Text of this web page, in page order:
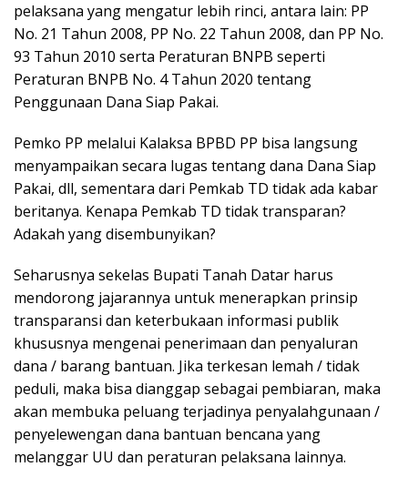
pelaksana yang mengatur lebih rinci, antara lain: PP
No. 21 Tahun 2008, PP No. 22 Tahun 2008, dan PP No.
93 Tahun 2010 serta Peraturan BNPB seperti
Peraturan BNPB No. 4 Tahun 2020 tentang
Penggunaan Dana Siap Pakai.
Pemko PP melalui Kalaksa BPBD PP bisa langsung
menyampaikan secara lugas tentang dana Dana Siap
Pakai, dll, sementara dari Pemkab TD tidak ada kabar
beritanya. Kenapa Pemkab TD tidak transparan?
Adakah yang disembunyikan?
Seharusnya sekelas Bupati Tanah Datar harus
mendorong jajarannya untuk menerapkan prinsip
transparansi dan keterbukaan informasi publik
khususnya mengenai penerimaan dan penyaluran
dana / barang bantuan. Jika terkesan lemah / tidak
peduli, maka bisa dianggap sebagai pembiaran, maka
akan membuka peluang terjadinya penyalahgunaan /
penyelewengan dana bantuan bencana yang
melanggar UU dan peraturan pelaksana lainnya.